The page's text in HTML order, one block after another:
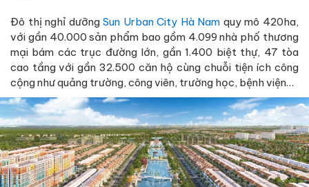
Đô thị nghỉ dưỡngSun Urban City Hà Nam quy mô 420ha,
với gần 40.000 sản phẩm bao gồm 4.099 nhà phố thương
mại bám các trục đường lớn, gần 1.400 biệt thự, 47 tòa
cao tầng với gần 32.500 căn hộ cùng chuỗi tiện ích công
cộng như quảng trường, công viên, trường học, bệnh viện…